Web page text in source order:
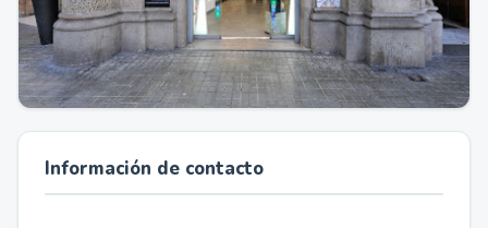
Información de contacto